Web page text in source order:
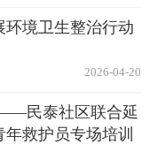
环境卫生整治行动
2026-04-20
民泰社区联合延
救护员专场培训